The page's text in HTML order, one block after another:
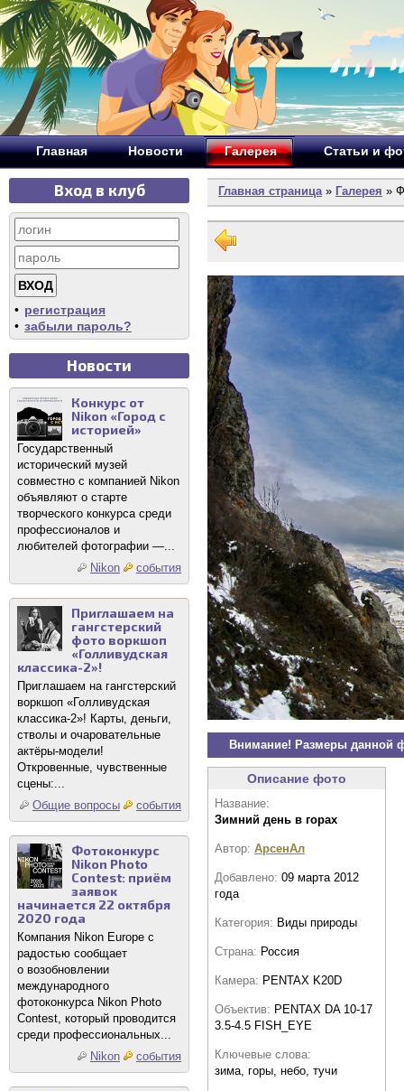
Главная Новости Галерея Статьи и
Вход в клуб
• регистрация
• забыли пароль?
Новости
Конкурс от
Nikon «Город с
историей»
Государственный
исторический музей
совместно с компанией Nikon
объявляют о старте
творческого конкурса среди
профессионалов и
любителей фотографии —...
Nikon
события
Приглашаем на
гангстерский
фото воркшоп
«Голливудская
классика-2»!
Приглашаем на гангстерский
воркшоп «Голливудская
классика-2»! Карты, деньги,
стволы и очаровательные
актёры-модели!
Откровенные, чувственные
сцены:...
Общие вопросы
события
Фотоконкурс
Nikon Photo
Contest: приём
заявок
начинается 22 октября
2020 года
Компания Nikon Europe с
радостью сообщает
о возобновлении
международного
фотоконкурса Nikon Photo
Contest, который проводится
среди профессиональных...
Nikon
события
Главная страница» Галерея »
Внимание! Размеры данной
Описание фото
Название:
Зимний день в горах
Автор: АрсенАл
Добавлено: 09 марта 2012
года
Категория: Виды природы
Страна: Россия
Камера: PENTAX K20D
Объектив: PENTAX DA 10-17
3.5-4.5 FISH_EYE
Ключевые слова:
зима, горы, небо, тучи